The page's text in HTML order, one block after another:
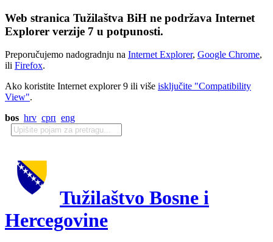
Web stranica Tužilaštva BiH ne podržava Internet
Explorer verzije 7 u potpunosti.
Preporučujemo nadogradnju na Internet Explorer, Google Chrome,
ili Firefox.
Ako koristite Internet explorer 9 ili više isključite "Compatibility
View".
bos hrv срп eng
Tužilaštvo Bosne i
Hercegovine